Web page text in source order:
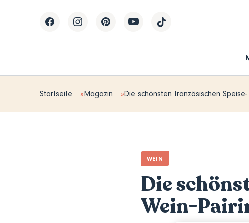
Startseite Magazin Die schönsten französischen Speise-
WEIN
Die
Wein-